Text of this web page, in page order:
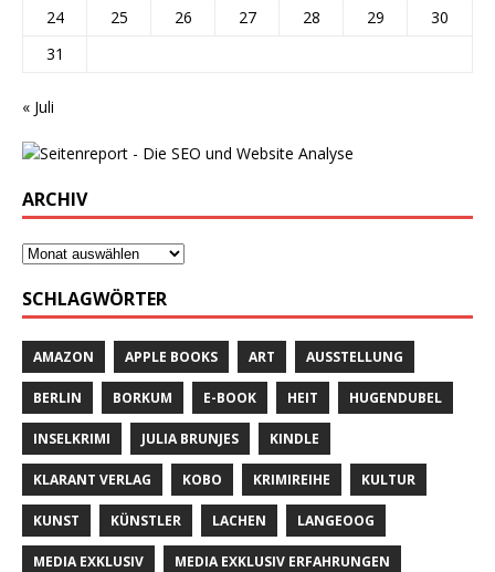
24
25 26 27 28 29
30
31
« Juli
ARCHIV
SCHLAGWÖRTER
AMAZON APPLE BOOKS ART AUSSTELLUNG
BERLIN BORKUM E-BOOK HEIT HUGENDUBEL
INSELKRIMI JULIA BRUNJES KINDLE
KLARANT VERLAG KOBO KRIMIREIHE KULTUR
KUNST KÜNSTLER LACHEN LANGEOOG
MEDIA EXKLUSIV MEDIA EXKLUSIV ERFAHRUNGEN